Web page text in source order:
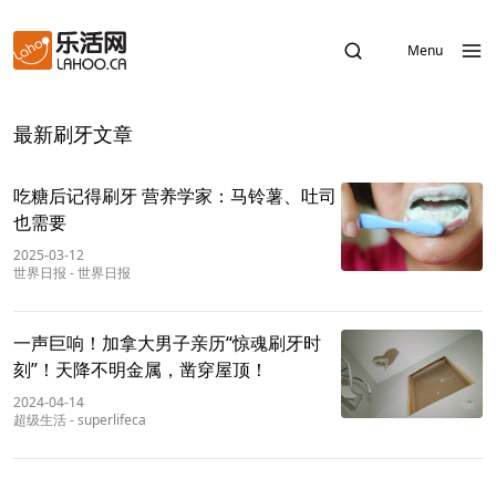
Menu
最新刷牙文章
吃糖后记得刷牙 营养学家：马铃薯、吐司
也需要
2025-03-12
世界日报 -世界日报
一声巨响！加拿大男子亲历“惊魂刷牙时
刻”！天降不明金属，凿穿屋顶！
2024-04-14
超级生活-superlifeca